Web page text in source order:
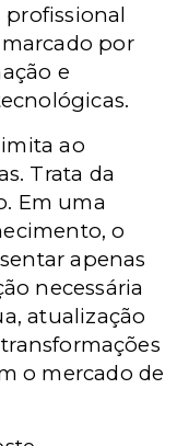
profissional
por
e
ao
Trata da
Em uma
o
apenas
necessária
atualização
o mercado de